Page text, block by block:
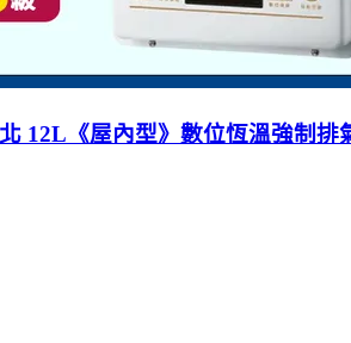
12L《屋內型》數位恆溫強制